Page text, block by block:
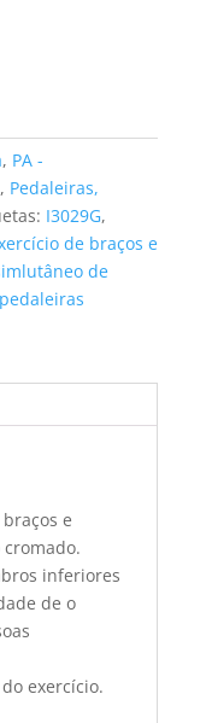
, PA -
, Pedaleiras,
I3029G,
de braços e
de
pedaleiras
e
inferiores
de o
exercício.